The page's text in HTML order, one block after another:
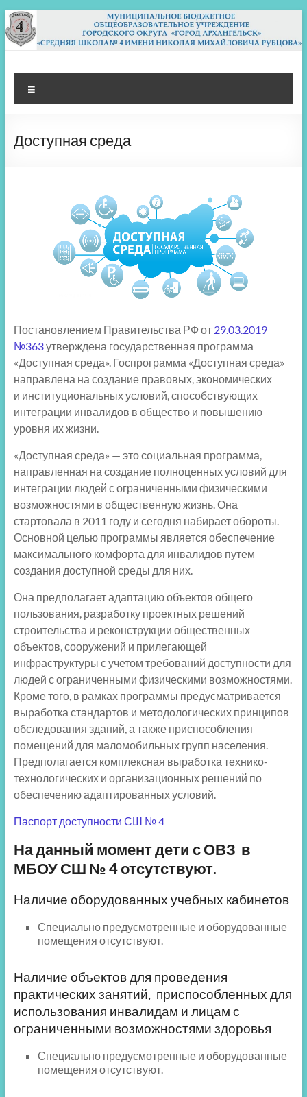
Перейти
к
содержимому
МБОУ СШ 4
Архангельск
Доступная среда
Постановлением Правительства РФ от 29.03.2019
№363утверждена государственная программа
«Доступная среда». Госпрограмма «Доступная среда»
направлена на создание правовых, экономических
и институциональных условий, способствующих
интеграции инвалидов в общество и повышению
уровня их жизни.
«Доступная среда» — это социальная программа,
направленная на создание полноценных условий для
интеграции людей с ограниченными физическими
возможностями в общественную жизнь. Она
стартовала в 2011 году и сегодня набирает обороты.
Основной целью программы является обеспечение
максимального комфорта для инвалидов путем
создания доступной среды для них.
Она предполагает адаптацию объектов общего
пользования, разработку проектных решений
строительства и реконструкции общественных
объектов, сооружений и прилегающей
инфраструктуры с учетом требований доступности для
людей с ограниченными физическими возможностями.
Кроме того, в рамках программы предусматривается
выработка стандартов и методологических принципов
обследования зданий, а также приспособления
помещений для маломобильных групп населения.
Предполагается комплексная выработка технико-
технологических и организационных решений по
обеспечению адаптированных условий.
Паспорт доступности СШ № 4
На данный момент дети с ОВЗ в
МБОУ СШ № 4 отсутствуют.
Наличие оборудованных учебных кабинетов
Специально предусмотренные и оборудованные
помещения отсутствуют.
Наличие объектов для проведения
практических занятий, приспособленных для
использования инвалидам и лицам с
ограниченными возможностями здоровья
Специально предусмотренные и оборудованные
помещения отсутствуют.